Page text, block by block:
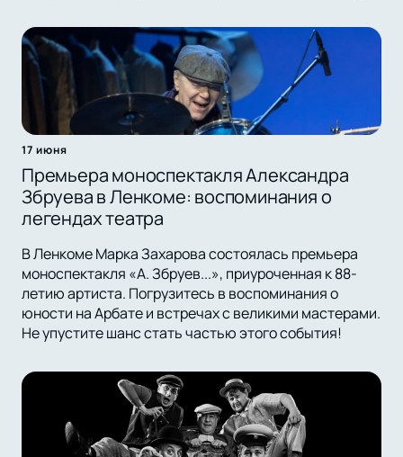
17 июня
Премьера моноспектакля Александра
Збруева в Ленкоме: воспоминания о
легендах театра
В Ленкоме Марка Захарова состоялась премьера
моноспектакля «А. Збруев...», приуроченная к 88-
летию артиста. Погрузитесь в воспоминания о
юности на Арбате и встречах с великими мастерами.
Не упустите шанс стать частью этого события!